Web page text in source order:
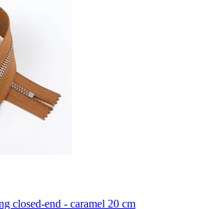
closed-end - caramel 20 cm